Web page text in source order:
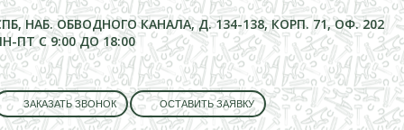
НАБ. ОБВОДНОГО КАНАЛА, Д. 134-138, КОРП. 71, ОФ. 202
ПТ С 9:00 ДО 18:00
ЗАКАЗАТЬ ЗВОНОК ОСТАВИТЬ ЗАЯВКУ